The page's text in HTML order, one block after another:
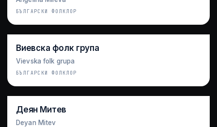
БЪЛГАРСКИ ФОЛКЛОР
Виевска фолк група
Vievska folk grupa
БЪЛГАРСКИ ФОЛКЛОР
Деян Митев
Deyan Mitev